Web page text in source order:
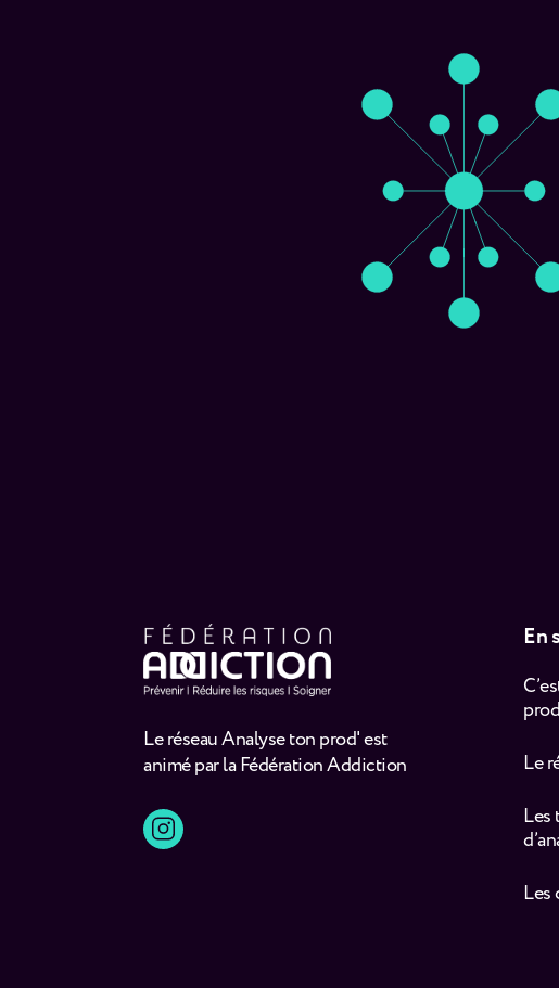
Le réseau Analyse ton prod' est
animé par la Fédération Addiction
En
Le
Les
Les